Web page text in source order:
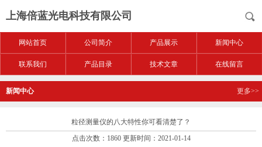
上海倍蓝光电科技有限公司
网站首页 公司简介 产品展示 新闻中心
联系我们 产品目录 技术文章 在线留言
新闻中心 更多>>
粒径测量仪的八大特性你可看清楚了？
点击次数：1860 更新时间：2021-01-14